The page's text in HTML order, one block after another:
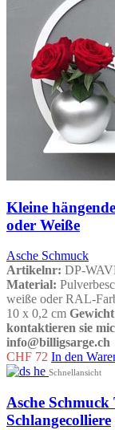
Kleine
oder Weiße
Asche Schmuck
Artikelnr: DP-
Material:
weiße oder RAL-
10 x 0,2 cm
kontaktieren sie
info@billigsarge.ch
CHF 72 In den
Schnellansicht
Asche
Schlangecolliere